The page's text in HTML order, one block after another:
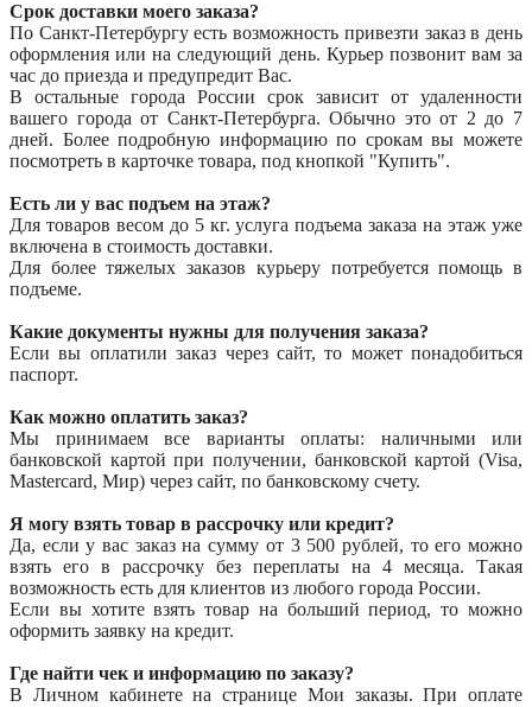
Срок доставки моего заказа?
По Санкт-Петербургу есть возможность привезти заказ в день
оформления или на следующий день. Курьер позвонит вам за
час до приезда и предупредит Вас.
В остальные города России срок зависит от удаленности
вашего города от Санкт-Петербурга. Обычно это от 2 до 7
дней. Более подробную информацию по срокам вы можете
посмотреть в карточке товара, под кнопкой "Купить".
Есть ли у вас подъем на этаж?
Для товаров весом до 5 кг. услуга подъема заказа на этаж уже
включена в стоимость доставки.
Для более тяжелых заказов курьеру потребуется помощь в
подъеме.
Какие документы нужны для получения заказа?
Если вы оплатили заказ через сайт, то может понадобиться
паспорт.
Как можно оплатить заказ?
Мы принимаем все варианты оплаты: наличными или
банковской картой при получении, банковской картой (Visa,
Mastercard, Мир) через сайт, по банковскому счету.
Я могу взять товар в рассрочку или кредит?
Да, если у вас заказ на сумму от 3 500 рублей, то его можно
взять его в рассрочку без переплаты на 4 месяца. Такая
возможность есть для клиентов из любого города России.
Если вы хотите взять товар на больший период, то можно
оформить заявку на кредит.
Где найти чек и информацию по заказу?
В Личном кабинете на странице Мои заказы. При оплате